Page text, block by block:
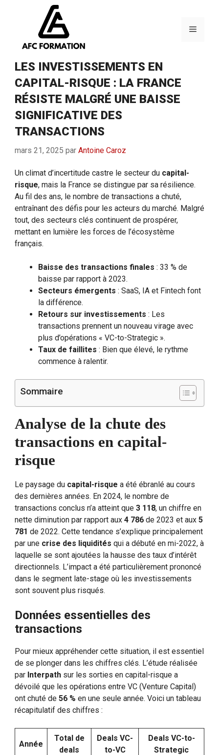
Menu
LES INVESTISSEMENTS EN
CAPITAL-RISQUE : LA FRANCE
RÉSISTE MALGRÉ UNE BAISSE
SIGNIFICATIVE DES
TRANSACTIONS
mars 21, 2025 par Antoine Caroz
Un climat d’incertitude castre le secteur du capital-
risque, mais la France se distingue par sa résilience.
Au fil des ans, le nombre de transactions a chuté,
entraînant des défis pour les acteurs du marché. Malgré
tout, des secteurs clés continuent de prospérer,
mettant en lumière les forces de l’écosystème
français.
Baisse des transactions finales : 33 % de
baisse par rapport à 2023.
Secteurs émergents : SaaS, IA et Fintech font
la différence.
Retours sur investissements : Les
transactions prennent un nouveau virage avec
plus d’opérations « VC-to-Strategic ».
Taux de faillites : Bien que élevé, le rythme
commence à ralentir.
Sommaire
Analyse de la chute des
transactions en capital-
risque
Le paysage du capital-risque a été ébranlé au cours
des dernières années. En 2024, le nombre de
transactions conclus n’a atteint que 3 118, un chiffre en
nette diminution par rapport aux 4 786 de 2023 et aux 5
781 de 2022. Cette tendance s’explique principalement
par une crise des liquidités qui a débuté en mi-2022, à
laquelle se sont ajoutées la hausse des taux d’intérêt
directionnels. L’impact a été particulièrement prononcé
dans le segment late-stage où les investissements
sont souvent plus risqués.
Données essentielles des
transactions
Pour mieux appréhender cette situation, il est essentiel
de se plonger dans les chiffres clés. L’étude réalisée
par Interpath sur les sorties en capital-risque a
dévoilé que les opérations entre VC (Venture Capital)
ont chuté de 56 % en une seule année. Voici un tableau
récapitulatif des chiffres :
Année
Total de
deals
Deals VC-
to-VC
Deals VC-to-
Strategic